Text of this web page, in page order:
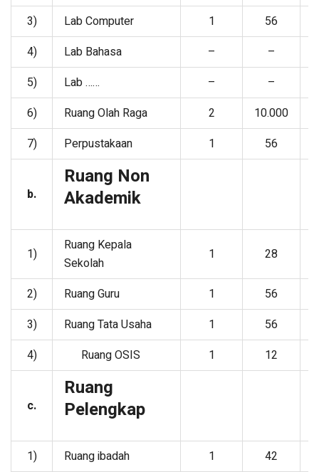
3)
Lab Computer 1 56
4)
Lab Bahasa – –
5)
Lab …… – –
6)
Ruang Olah Raga 2 10.000
7)
Perpustakaan 1 56
b.
Ruang Non
Akademik
1)
Ruang Kepala
Sekolah
1 28
2) Ruang Guru 1
56
3)
Ruang Tata Usaha 1
56
4)
Ruang OSIS 1 12
c.
Ruang
Pelengkap
1) Ruang ibadah 1 42